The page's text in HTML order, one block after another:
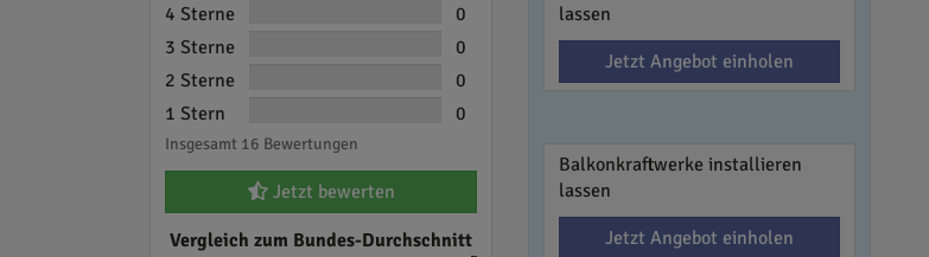
4 Sterne
0
3 Sterne
0
2 Sterne
0
1 Stern
0
Insgesamt 16 Bewertungen
Jetzt bewerten
Vergleich zum Bundes-Durchschnitt
lassen
Jetzt Angebot einholen
Balkonkraftwerke installieren
lassen
Jetzt Angebot einholen